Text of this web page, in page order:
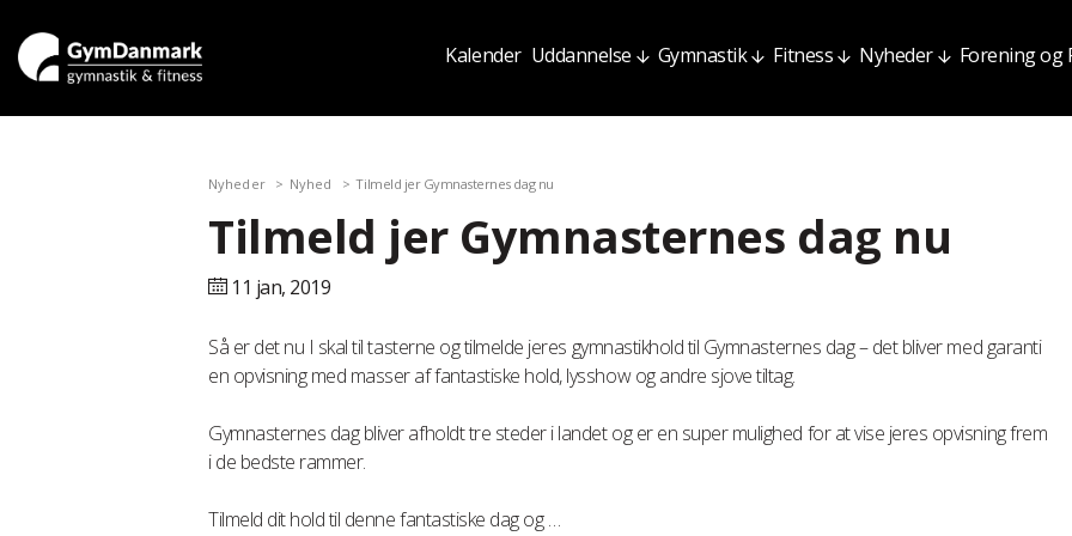
Kalender Uddannelse Gymnastik Fitness Nyheder Forening og
Nyheder Nyhed Tilmeld jer Gymnasternes dag nu
Tilmeld jer Gymnasternes dag nu
11 jan, 2019
Så er det nu I skal til tasterne og tilmelde jeres gymnastikhold til Gymnasternes dag – det bliver med garanti
en opvisning med masser af fantastiske hold, lysshow og andre sjove tiltag.
Gymnasternes dag bliver afholdt tre steder i landet og er en super mulighed for at vise jeres opvisning frem
i de bedste rammer.
Tilmeld dit hold til denne fantastiske dag og …